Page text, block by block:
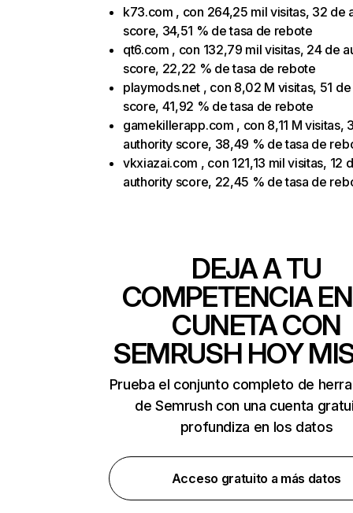
k73.com , con 264,25 mil visitas, 32 de
score, 34,51 % de tasa de rebote
qt6.com , con 132,79 mil visitas, 24 de
score, 22,22 % de tasa de rebote
playmods.net , con 8,02 M visitas, 51
score, 41,92 % de tasa de rebote
gamekillerapp.com , con 8,11 M visitas,
authority score, 38,49 % de tasa de
vkxiazai.com , con 121,13 mil visitas, 12
authority score, 22,45 % de tasa de
DEJA A TU
COMPETENCIA
CUNETA CON
SEMRUSH HOY
Prueba el conjunto completo de
de Semrush con una cuenta
profundiza en los datos
Acceso gratuito a más datos